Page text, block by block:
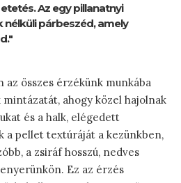
Az egy pillanatnyi
nélküli párbeszéd, amely
az összes érzékünk munkába
ahogy közel hajolnak
és a halk, elégedett
a pellet textúráját a kezünkben,
a zsiráf hosszú, nedves
Ez az érzés